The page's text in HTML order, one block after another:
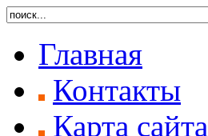
Главная
Контакты
Карта сайта